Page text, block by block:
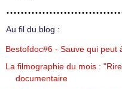
Au fil du blog :
Bestofdoc#6 - Sauve qui peut
La filmographie du mois :
documentaire